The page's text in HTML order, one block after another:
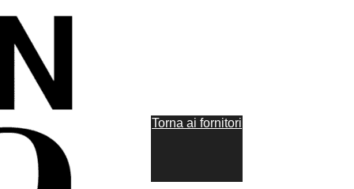
Torna ai fornitori